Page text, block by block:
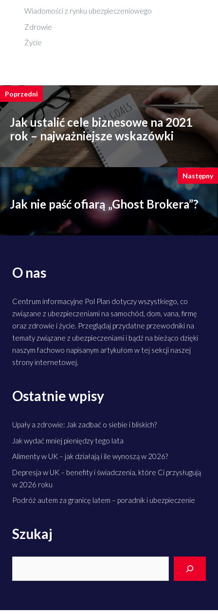
Wiadomości z rynku ubezpieczeniowego
Zdrowie
Życie
Poprzedni
Jak ustalić cele biznesowe na 2021
rok – najważniejsze wskazówki
Następny
Jak nie paść ofiarą „Ghost Brokera”?
O nas
Centrum informacyjne Pol Plan dotyczy wszystkiego, co
związane z ubezpieczeniami na samochód, dom, vana, firmę
oraz zdrowie i życie. Przeglądaj przydatne przewodniki na
tematy związane z ubezpieczeniami i bądź na bieżąco dzięki
naszym fachowo napisanym artykułom w tej sekcji naszej
strony internetowej.
Ostatnie wpisy
Upały a zdrowie: Jak zadbać o siebie i bliskich?
Jak wydać mniej pieniędzy tego lata
Alimenty w UK – jak działają i ile wynoszą w 2026?
Depresja w UK – benefity i świadczenia, które Ci przysługują
w 2026 roku
Podróż autem za granicę latem – poradnik i ubezpieczenie
Szukaj